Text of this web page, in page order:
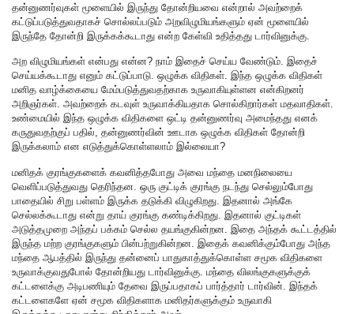
தன்னுணர்வுகள் மூளையில் இருந்து தோன்றியவை என்றால் அவற்றைக்
கட்டுப்படுத்துவதாகச் சொல்லப்படும் அறவிழுமியங்களும் ஏன் மூளையில்
இருந்தே தோன்றி இருக்கக்கூடாது என்ற கேள்வி உதித்தது டார்வினுக்கு.
அற விழுமியங்கள் என்பது என்ன? நாம் இதைச் செய்ய வேண்டும். இதைச்
செய்யக்கூடாது எனும் கட்டுப்பாடு. ஒழுக்க விதிகள். இந்த ஒழுக்க விதிகள்
மனித வாழ்க்கையை மேம்படுத்துவதற்காக உருவாகியுள்ளன என்கிறனர்
அறிஞர்கள். அவற்றைக் கடவுள் உருவாக்கியதாக சொல்கிறார்கள் மதவாதிகள்.
உண்மையில் இந்த ஒழுக்க விதிகளை ஒட்டி தன்னுணர்வு அமைந்தது எனக்
கருதுவதற்குப் பதில், தன்னுணர்வின் ஊடாக ஒழுக்க விதிகள் தோன்றி
இருக்கலாம் என எடுத்துக்கொள்ளலாம் இல்லையா?
மனிதக் குரங்குகளைக் கவனித்தபோது அவை மந்தை மனநிலையை
வெளிப்படுத்துவது தெரிந்தன. ஒரு குட்டிக் குரங்கு நடந்து செல்லும்போது
பாதையில் சிறு பள்ளம் இருக்க தடுக்கி விழுகிறது. இதனால் அங்கே
செல்லக்கூடாது என்று தாய் குரங்கு கண்டிக்கிறது. இதனால் குட்டிகள்
அடுத்தமுறை அந்தப் பக்கம் செல்ல தயங்குகின்றன. இதை அந்தக் கூட்டத்தில்
இருந்த மற்ற குரங்குகளும் பின்பற்றுகின்றன. இதைக் கவனிக்கும்போது அந்த
மந்தை ஆபத்தில் இருந்து தன்னைப் பாதுகாத்துக்கொள்ள சமூக விதிகளை
உருவாக்குவதுபோல் தோன்றியது டார்வினுக்கு. மந்தை விலங்குகளுக்குக்
கட்டளைக்கு அடிபணியும் தேவை இருப்பதாகப் பார்த்தார் டார்வின். இந்தக்
கட்டளைகளே ஏன் சமூக விதிகளாக மனிதர்களுக்கும் உருவாகி